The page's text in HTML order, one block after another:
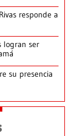
responde a
logran ser
su presencia